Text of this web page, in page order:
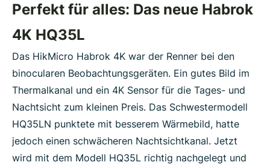
Perfekt für alles: Das neue Habrok
4K HQ35L
Das HikMicro Habrok 4K war der Renner bei den
binocularen Beobachtungsgeräten. Ein gutes Bild im
Thermalkanal und ein 4K Sensor für die Tages- und
Nachtsicht zum kleinen Preis. Das Schwestermodell
HQ35LN punktete mit besserem Wärmebild, hatte
jedoch einen schwächeren Nachtsichtkanal. Jetzt
wird mit dem Modell HQ35L richtig nachgelegt und